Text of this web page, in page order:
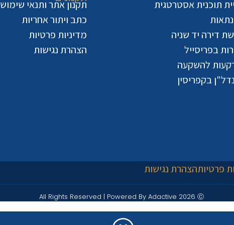
תוכנית אסטרטגית
דירה יד שניה
בפריסייל
להשקעה
בקפריסין
תקנון אתר ותנאי שימוש
כתב ויתור אחריות
מדיניות פרטיות
הצהרת נגישות
פרטיותהצהרת נגישות
All Rights Reserved | Powered By Adactive 2026 Ⓒ